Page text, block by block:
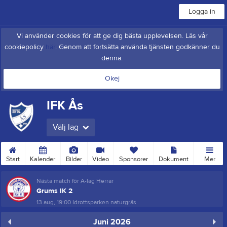
Logga in
Vi använder cookies för att ge dig bästa upplevelsen. Läs vår
cookiepolicy här. Genom att fortsätta använda tjänsten godkänner du
denna.
Okej
IFK Ås
Välj lag
Start Kalender Bilder Video Sponsorer Dokument Mer
Nästa match för A-lag Herrar
Grums IK 2
13 aug, 19:00 Idrottsparken naturgräs
Juni 2026